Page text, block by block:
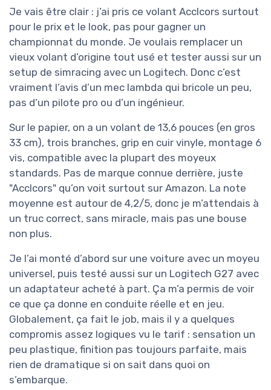
Je vais être clair : j’ai pris ce volant Acclcors surtout
pour le prix et le look, pas pour gagner un
championnat du monde. Je voulais remplacer un
vieux volant d’origine tout usé et tester aussi sur un
setup de simracing avec un Logitech. Donc c’est
vraiment l’avis d’un mec lambda qui bricole un peu,
pas d’un pilote pro ou d’un ingénieur.
Sur le papier, on a un volant de 13,6 pouces (en gros
33 cm), trois branches, grip en cuir vinyle, montage 6
vis, compatible avec la plupart des moyeux
standards. Pas de marque connue derrière, juste
"Acclcors" qu’on voit surtout sur Amazon. La note
moyenne est autour de 4,2/5, donc je m’attendais à
un truc correct, sans miracle, mais pas une bouse
non plus.
Je l’ai monté d’abord sur une voiture avec un moyeu
universel, puis testé aussi sur un Logitech G27 avec
un adaptateur acheté à part. Ça m’a permis de voir
ce que ça donne en conduite réelle et en jeu.
Globalement, ça fait le job, mais il y a quelques
compromis assez logiques vu le tarif : sensation un
peu plastique, finition pas toujours parfaite, mais
rien de dramatique si on sait dans quoi on
s’embarque.